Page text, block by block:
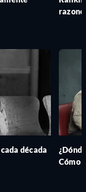
década
Cómo